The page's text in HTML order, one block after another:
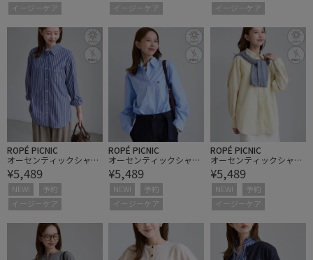
イージーケア
イージーケア
イージーケア
ROPÉ PICNIC
オーセンティックシャ
ツ/UVケア・イージーケ
ア・リンクコーデ
¥5,489
NEW!
予約
イージーケア
ROPÉ PICNIC
オーセンティックシャ
ツ/UVケア・イージーケ
ア・リンクコーデ
¥5,489
NEW!
予約
イージーケア
ROPÉ PICNIC
オーセンティックシャ
ツ/UVケア・イージーケ
ア・リンクコーデ
¥5,489
NEW!
予約
イージーケア